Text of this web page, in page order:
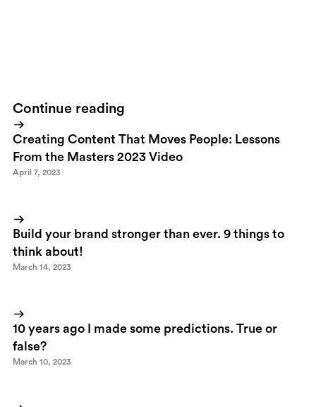
Continue reading
Creating Content That Moves People: Lessons
From the Masters 2023 Video
April 7, 2023
Build your brand stronger than ever. 9 things to
think about!
March 14, 2023
10 years ago I made some predictions. True or
false?
March 10, 2023